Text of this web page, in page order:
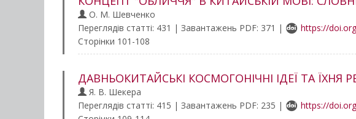
О. М. Шевченко
Переглядів статті: 431 | Завантажень PDF: 371 |
https://
Сторінки 101-108
ДАВНЬОКИТАЙСЬКІ КОСМОГОНІЧНІ ІДЕЇ ТА ЇХНЯ
Я. В. Шекера
Переглядів статті: 415 | Завантажень PDF: 235 |
https://